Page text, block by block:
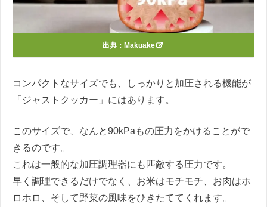
出典： Makuake
コンパクトなサイズでも、しっかりと加圧される機能が
「ジャストクッカー」にはあります。
このサイズで、なんと90kPaもの圧力をかけることがで
きるのです。
これは一般的な加圧調理器にも匹敵する圧力です。
早く調理できるだけでなく、お米はモチモチ、お肉はホ
ロホロ、そして野菜の風味をひきたててくれます。